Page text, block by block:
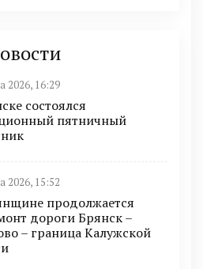
2026, 16:29
состоялся
пятничный
2026, 15:52
продолжается
дороги Брянск –
– граница Калужской